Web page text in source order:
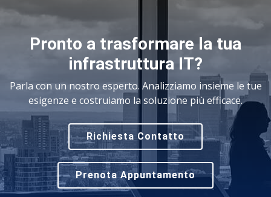
Pronto a trasformare la tua
infrastruttura IT?
Parla con un nostro esperto. Analizziamo insieme le tue
esigenze e costruiamo la soluzione più efficace.
Richiesta Contatto
Prenota Appuntamento